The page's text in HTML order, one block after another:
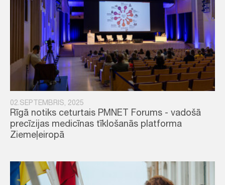
02.SEPTEMBRIS, 2025
Rīgā notiks ceturtais PMNET Forums - vadošā
precīzijas medicīnas tīklošanās platforma
Ziemeļeiropā